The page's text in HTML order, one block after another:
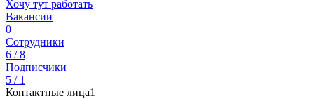
Хочу тут работать
Вакансии
0
Сотрудники
6 / 8
Подписчики
5 / 1
Контактные лица1